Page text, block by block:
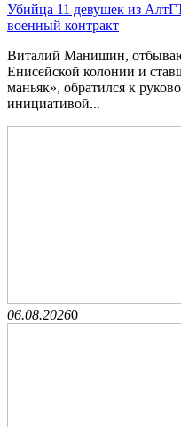
Убийца 11 девушек из
военный контракт
Виталий Манишин,
Енисейской колонии и
маньяк», обратился к
инициативой...
06.08.20260